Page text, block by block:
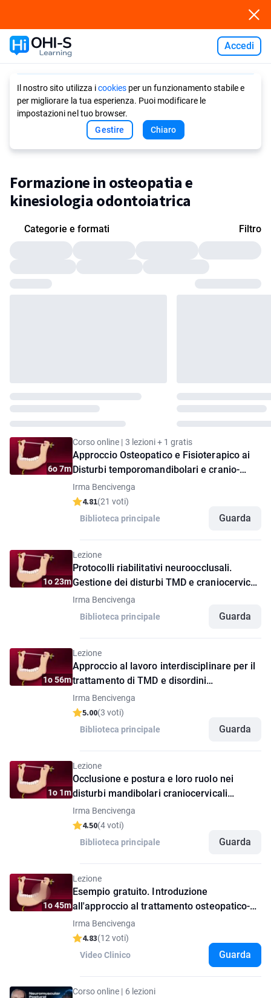
Accedi
Il nostro sito utilizza icookies per un funzionamento stabile e
per migliorare la tua esperienza. Puoi modificare le
impostazioni nel tuo browser.
Gestire
Chiaro
Formazione in osteopatia e
kinesiologia odontoiatrica
Categorie e formati Filtro
6o 7m
Corso online | 3 lezioni + 1 gratis
Approccio Osteopatico e Fisioterapico ai
Disturbi temporomandibolari e cranio-
cervicali
Irma Bencivenga
4.81(21 voti)
Biblioteca principale
Guarda
1o 23m
Lezione
Protocolli riabilitativi neuroocclusali.
Gestione dei disturbi TMD e craniocervicali
(CCMD)
Irma Bencivenga
Biblioteca principale
Guarda
1o 56m
Lezione
Approccio al lavoro interdisciplinare per il
trattamento di TMD e disordini
mandibolari craniocervicali (CCMD)
Irma Bencivenga
5.00(3 voti)
Biblioteca principale
Guarda
1o 1m
Lezione
Occlusione e postura e loro ruolo nei
disturbi mandibolari craniocervicali
(CCMD)
Irma Bencivenga
4.50(4 voti)
Biblioteca principale
Guarda
1o 45m
Lezione
Esempio gratuito. Introduzione
all'approccio al trattamento osteopatico-
fisioterapico per TMD e disordini
craniocervico-mandibolari (CCMD)
Irma Bencivenga
4.83(12 voti)
Video Clinico
Guarda
Corso online | 6 lezioni